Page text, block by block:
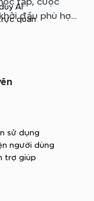
đầu phù hợp
AI
quan
sử dụng
người dùng
trợ giúp